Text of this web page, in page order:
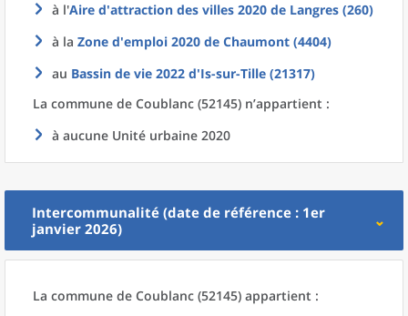
à l'Aire d'attraction des villes 2020 de Langres (260)
à la Zone d'emploi 2020 de Chaumont (4404)
au Bassin de vie 2022 d'Is-sur-Tille (21317)
La commune de Coublanc (52145) n’appartient :
à aucune Unité urbaine 2020
Intercommunalité (date de référence : 1er
janvier 2026)
La commune de Coublanc (52145) appartient :